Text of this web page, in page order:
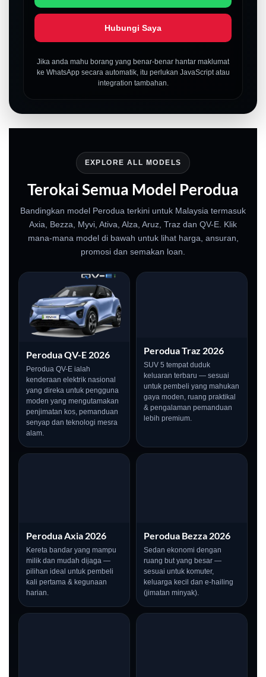
Hubungi Saya
Jika anda mahu borang yang benar-benar hantar maklumat
ke WhatsApp secara automatik, itu perlukan JavaScript atau
integration tambahan.
EXPLORE ALL MODELS
Terokai Semua Model Perodua
Bandingkan model Perodua terkini untuk Malaysia termasuk
Axia, Bezza, Myvi, Ativa, Alza, Aruz, Traz dan QV-E. Klik
mana-mana model di bawah untuk lihat harga, ansuran,
promosi dan semakan loan.
Perodua QV-E 2026
Perodua QV-E ialah
kenderaan elektrik nasional
yang direka untuk pengguna
moden yang mengutamakan
penjimatan kos, pemanduan
senyap dan teknologi mesra
alam.
Perodua Traz 2026
SUV 5 tempat duduk
keluaran terbaru — sesuai
untuk pembeli yang mahukan
gaya moden, ruang praktikal
& pengalaman pemanduan
lebih premium.
Perodua Axia 2026
Kereta bandar yang mampu
milik dan mudah dijaga —
pilihan ideal untuk pembeli
kali pertama & kegunaan
harian.
Perodua Bezza 2026
Sedan ekonomi dengan
ruang but yang besar —
sesuai untuk komuter,
keluarga kecil dan e-hailing
(jimatan minyak).